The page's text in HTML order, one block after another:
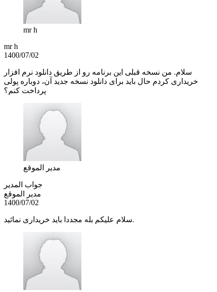
mr h
mr h
1400/07/02
سلام. من نسخه قبلی این برنامه رو از طریق دانلود نرم افزار
خریداری کردم حال باید برای دانلود نسخه جدید آن، دوباره پولی
پرداخت کنم؟
مدير الموقع
جواب المدير
مدير الموقع
1400/07/02
سلام علیکم بله مجددا باید خریداری نمائید.